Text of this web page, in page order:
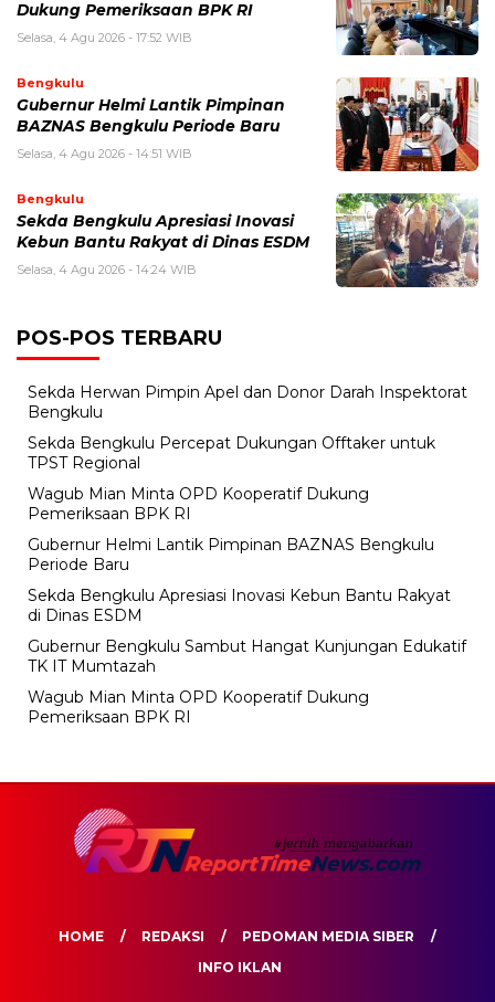
Dukung Pemeriksaan BPK RI
Selasa, 4 Agu 2026 - 17:52 WIB
Bengkulu
Gubernur Helmi Lantik Pimpinan
BAZNAS Bengkulu Periode Baru
Selasa, 4 Agu 2026 - 14:51 WIB
Bengkulu
Sekda Bengkulu Apresiasi Inovasi
Kebun Bantu Rakyat di Dinas ESDM
Selasa, 4 Agu 2026 - 14:24 WIB
POS-POS TERBARU
Sekda Herwan Pimpin Apel dan Donor Darah Inspektorat
Bengkulu
Sekda Bengkulu Percepat Dukungan Offtaker untuk
TPST Regional
Wagub Mian Minta OPD Kooperatif Dukung
Pemeriksaan BPK RI
Gubernur Helmi Lantik Pimpinan BAZNAS Bengkulu
Periode Baru
Sekda Bengkulu Apresiasi Inovasi Kebun Bantu Rakyat
di Dinas ESDM
Gubernur Bengkulu Sambut Hangat Kunjungan Edukatif
TK IT Mumtazah
Wagub Mian Minta OPD Kooperatif Dukung
Pemeriksaan BPK RI
HOME REDAKSI
PEDOMAN MEDIA SIBER
INFO IKLAN